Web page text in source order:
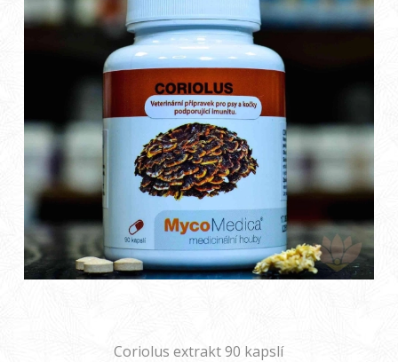
Coriolus extrakt 90 kapslí